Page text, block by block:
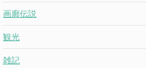
画廊伝説
観光
雑記